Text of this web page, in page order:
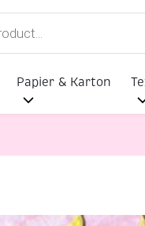
Papier & Karton